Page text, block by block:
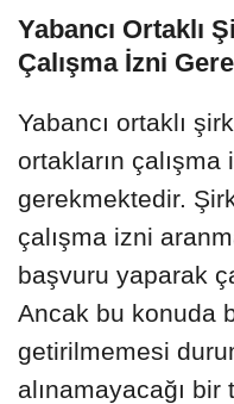
Yabancı Ortaklı
Çalışma İzni
Yabancı ortaklı
ortakların çalışma
gerekmektedir.
çalışma izni
başvuru yaparak
Ancak bu konuda
getirilmemesi
alınamayacağı bir